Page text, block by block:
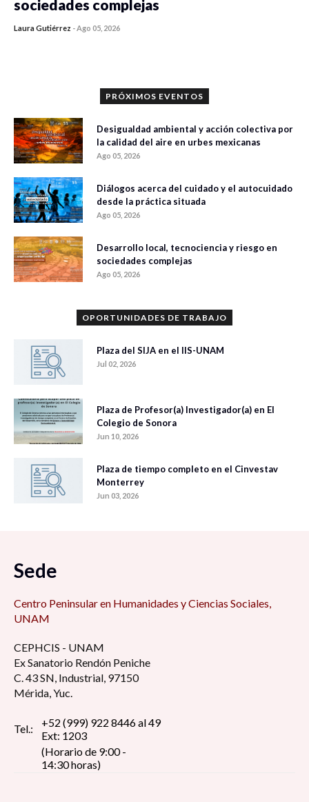
sociedades complejas
Laura Gutiérrez -Ago 05, 2026
PRÓXIMOS EVENTOS
Desigualdad ambiental y acción colectiva por
la calidad del aire en urbes mexicanas
Ago 05, 2026
Diálogos acerca del cuidado y el autocuidado
desde la práctica situada
Ago 05, 2026
Desarrollo local, tecnociencia y riesgo en
sociedades complejas
Ago 05, 2026
OPORTUNIDADES DE TRABAJO
Plaza del SIJA en el IIS-UNAM
Jul 02, 2026
Plaza de Profesor(a) Investigador(a) en El
Colegio de Sonora
Jun 10, 2026
Plaza de tiempo completo en el Cinvestav
Monterrey
Jun 03, 2026
Sede
Centro Peninsular en Humanidades y Ciencias Sociales,
UNAM
CEPHCIS - UNAM
Ex Sanatorio Rendón Peniche
C. 43 SN, Industrial, 97150
Mérida, Yuc.
Tel.:
+52 (999) 922 8446 al 49
Ext: 1203
(Horario de 9:00 -
14:30 horas)